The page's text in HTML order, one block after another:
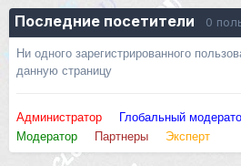
Последние посетители 0
Ни одного зарегистрированного
данную страницу
Администратор Глобальный
Модератор
Партнеры Эксперт